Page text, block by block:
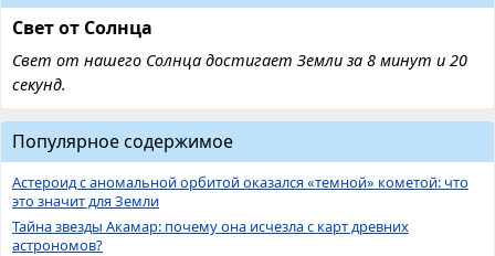
Свет от Солнца
Свет от нашего Солнца достигает Земли за 8 минут и 20
секунд.
Популярное содержимое
Астероид с аномальной орбитой оказался «темной» кометой: что
это значит для Земли
Тайна звезды Акамар: почему она исчезла с карт древних
астрономов?